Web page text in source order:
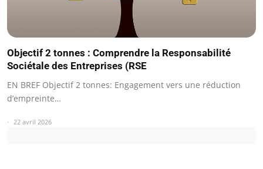
Objectif 2 tonnes : Comprendre la Responsabilité
Sociétale des Entreprises (RSE
EN BREF Objectif 2 tonnes: Engagement vers une réduction
d’empreinte…
22 avril 2026